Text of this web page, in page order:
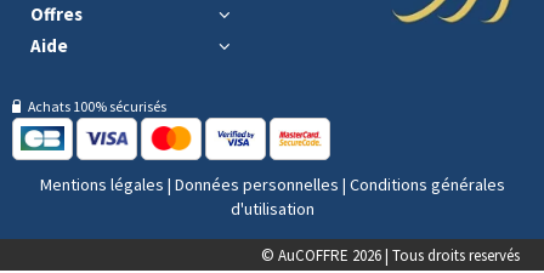
Offres
Aide
Achats 100% sécurisés
Mentions légales | Données personnelles | Conditions générales
d'utilisation
© AuCOFFRE 2026 | Tous droits reservés